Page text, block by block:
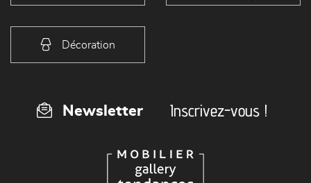
Décoration
Newsletter Inscrivez-vous !